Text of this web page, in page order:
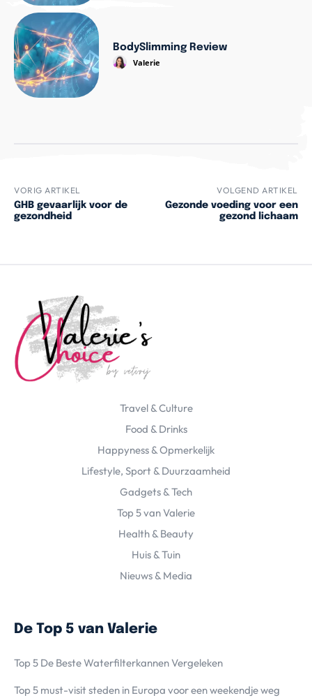
BodySlimming Review
Valerie
VORIG ARTIKEL
GHB gevaarlijk voor de
gezondheid
VOLGEND ARTIKEL
Gezonde voeding voor een
gezond lichaam
Travel & Culture
Food & Drinks
Happyness & Opmerkelijk
Lifestyle, Sport & Duurzaamheid
Gadgets & Tech
Top 5 van Valerie
Health & Beauty
Huis & Tuin
Nieuws & Media
De Top 5 van Valerie
Top 5 De Beste Waterfilterkannen Vergeleken
Top 5 must-visit steden in Europa voor een weekendje weg